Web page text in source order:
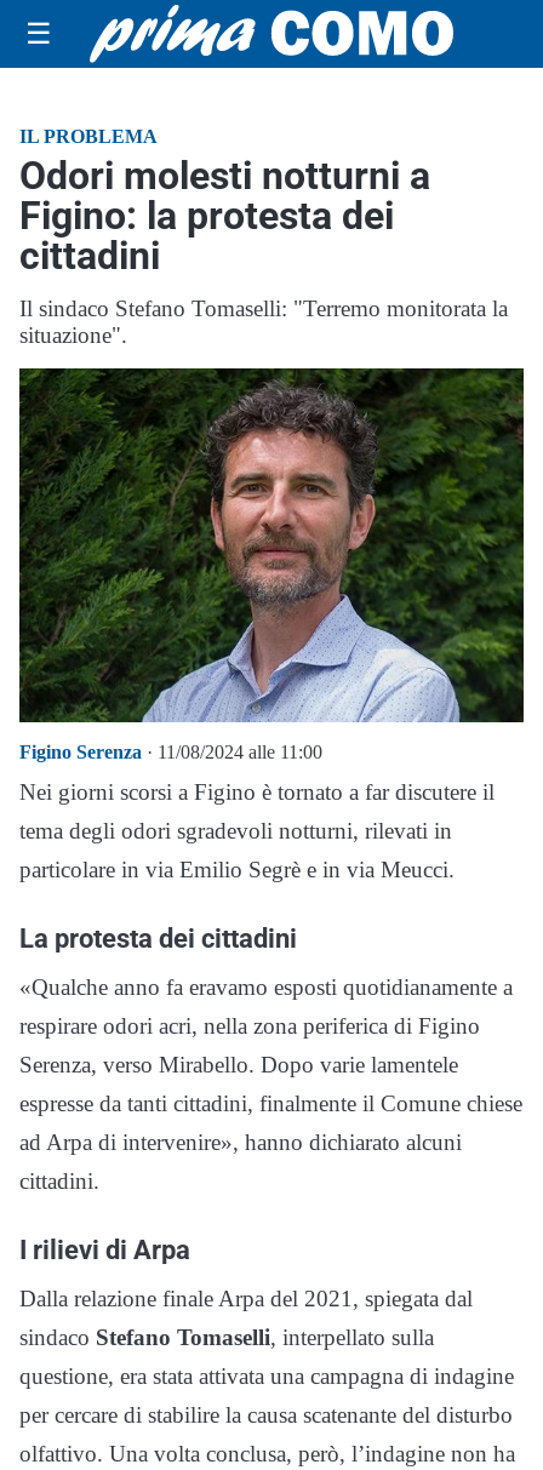
☰
IL PROBLEMA
Odori molesti notturni a
Figino: la protesta dei
cittadini
Il sindaco Stefano Tomaselli: "Terremo monitorata la
situazione".
Figino Serenza · 11/08/2024 alle 11:00
Nei giorni scorsi a Figino è tornato a far discutere il
tema degli odori sgradevoli notturni, rilevati in
particolare in via Emilio Segrè e in via Meucci.
La protesta dei cittadini
«Qualche anno fa eravamo esposti quotidianamente a
respirare odori acri, nella zona periferica di Figino
Serenza, verso Mirabello. Dopo varie lamentele
espresse da tanti cittadini, finalmente il Comune chiese
ad Arpa di intervenire», hanno dichiarato alcuni
cittadini.
I rilievi di Arpa
Dalla relazione finale Arpa del 2021, spiegata dal
sindaco Stefano Tomaselli, interpellato sulla
questione, era stata attivata una campagna di indagine
per cercare di stabilire la causa scatenante del disturbo
olfattivo. Una volta conclusa, però, l’indagine non ha